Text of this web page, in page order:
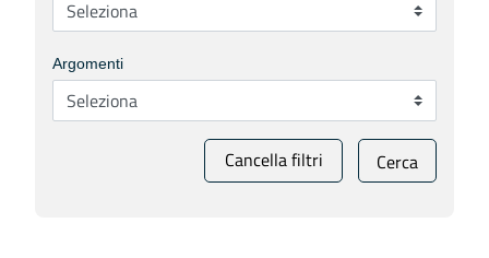
Argomenti
Cancella filtri Cerca